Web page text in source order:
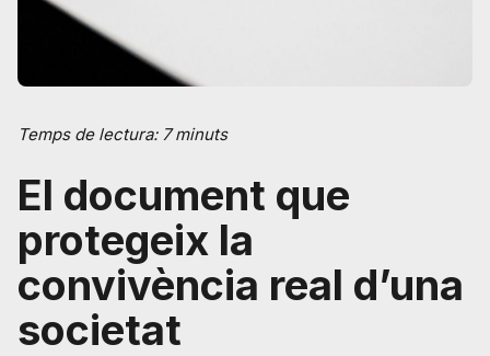
Temps de lectura: 7 minuts
El document que
protegeix la
convivència real d’una
societat